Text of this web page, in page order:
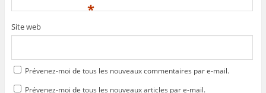
*
Site web
Prévenez-moi de tous les nouveaux commentaires par e-mail.
Prévenez-moi de tous les nouveaux articles par e-mail.